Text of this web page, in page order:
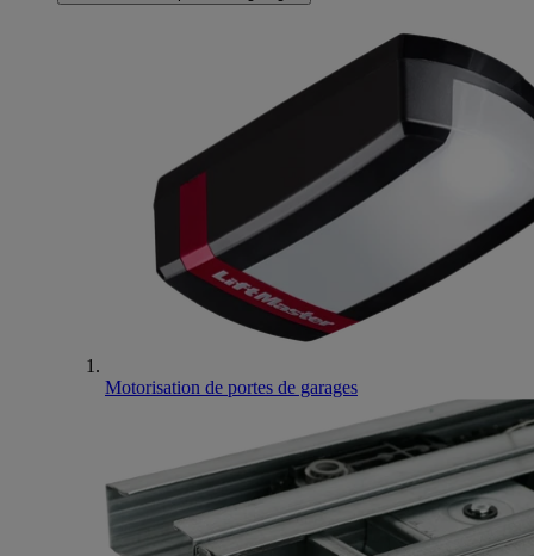
Motorisation de portes de garages